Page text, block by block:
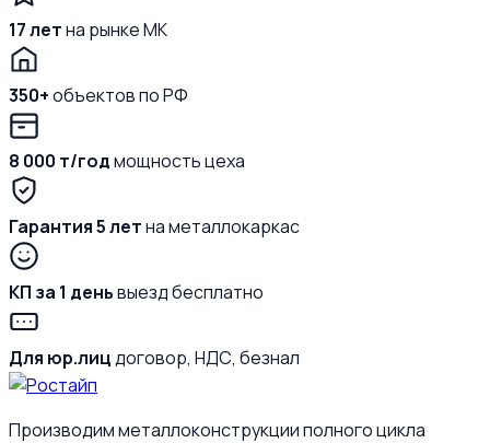
17 летна рынке МК
350+объектов по РФ
8 000 т/годмощность цеха
Гарантия 5 летна металлокаркас
КП за 1 деньвыезд бесплатно
Для юр.лицдоговор, НДС, безнал
Производим металлоконструкции полного цикла